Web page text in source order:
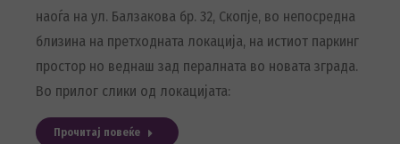
наоѓа на ул. Балзакова бр. 32, Скопје, во непосредна
близина на претходната локација, на истиот паркинг
простор но веднаш зад пералната во новата зграда.
Во прилог слики од локацијата:
Прочитај повеќе